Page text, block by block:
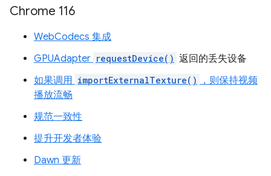
Chrome 116
WebCodecs 集成
GPUAdapter requestDevice() 返回的丢失设备
如果调用 importExternalTexture()
，则保持视频
播放流畅
规范一致性
提升开发者体验
Dawn 更新